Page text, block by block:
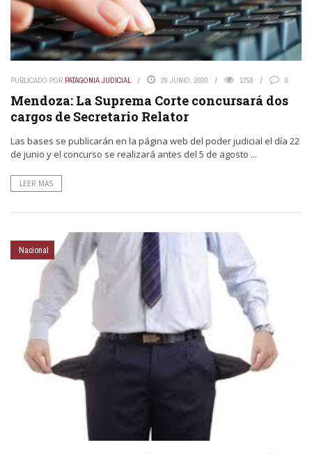
PUBLICADO POR PATAGONIA JUDICIAL 29 JUNIO, 2020 1258 0
Mendoza: La Suprema Corte concursará dos
cargos de Secretario Relator
Las bases se publicarán en la página web del poder judicial el día 22
de junio y el concurso se realizará antes del 5 de agosto ...
LEER MAS
Nacional